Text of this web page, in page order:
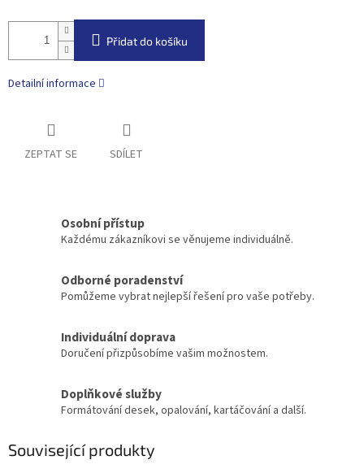
Přidat do košíku
Detailní informace
ZEPTAT SE SDÍLET
Osobní přístup
Každému zákazníkovi se věnujeme individuálně.
Odborné poradenství
Pomůžeme vybrat nejlepší řešení pro vaše potřeby.
Individuální doprava
Doručení přizpůsobíme vašim možnostem.
Doplňkové služby
Formátování desek, opalování, kartáčování a další.
Související produkty